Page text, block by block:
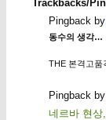
Trackbacks/
Pingback by
동수의 생각…
THE 본격고품
Pingback
네르바 현상